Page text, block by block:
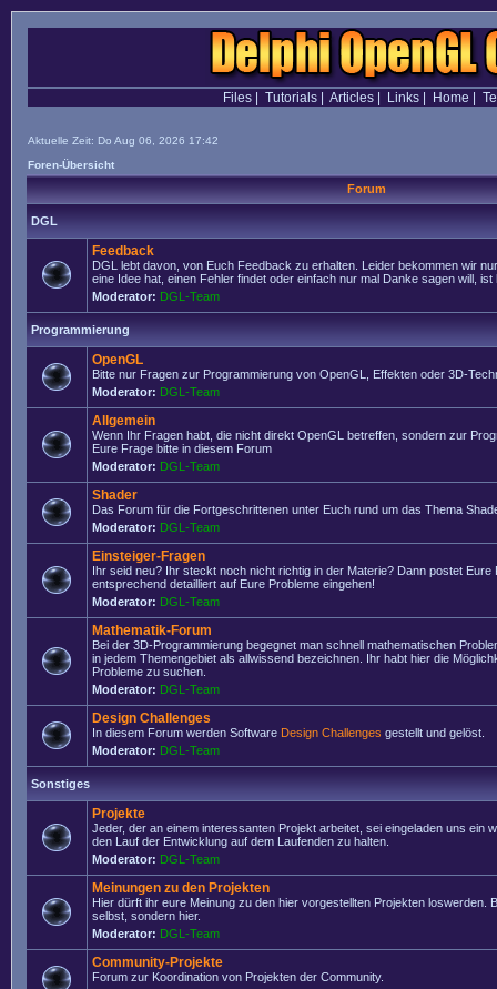
Files| Tutorials| Articles| Links| Home
Aktuelle Zeit: Do Aug 06, 2026 17:42
Foren-Übersicht
Forum
DGL
Feedback
DGL lebt davon, von Euch Feedback zu erhalten. Leider bekommen wir
eine Idee hat, einen Fehler findet oder einfach nur mal Danke sagen will, ist
Moderator: DGL-Team
Programmierung
OpenGL
Bitte nur Fragen zur Programmierung von OpenGL, Effekten oder 3D-
Moderator: DGL-Team
Allgemein
Wenn Ihr Fragen habt, die nicht direkt OpenGL betreffen, sondern zur
Eure Frage bitte in diesem Forum
Moderator: DGL-Team
Shader
Das Forum für die Fortgeschrittenen unter Euch rund um das Thema
Moderator: DGL-Team
Einsteiger-Fragen
Ihr seid neu? Ihr steckt noch nicht richtig in der Materie? Dann postet Eure
entsprechend detailliert auf Eure Probleme eingehen!
Moderator: DGL-Team
Mathematik-Forum
Bei der 3D-Programmierung begegnet man schnell mathematischen
in jedem Themengebiet als allwissend bezeichnen. Ihr habt hier die
Probleme zu suchen.
Moderator: DGL-Team
Design Challenges
In diesem Forum werden Software Design Challenges gestellt und gelöst.
Moderator: DGL-Team
Sonstiges
Projekte
Jeder, der an einem interessanten Projekt arbeitet, sei eingeladen uns ein
den Lauf der Entwicklung auf dem Laufenden zu halten.
Moderator: DGL-Team
Meinungen zu den Projekten
Hier dürft ihr eure Meinung zu den hier vorgestellten Projekten loswerden.
selbst, sondern hier.
Moderator: DGL-Team
Community-Projekte
Forum zur Koordination von Projekten der Community.